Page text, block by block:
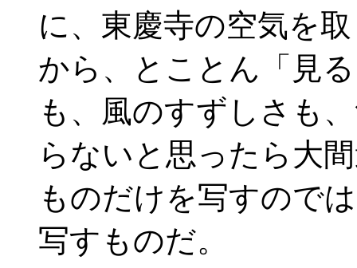
に、東慶寺の空気を
から、とことん「見
も、風のすずしさも
らないと思ったら大
ものだけを写すので
写すものだ。